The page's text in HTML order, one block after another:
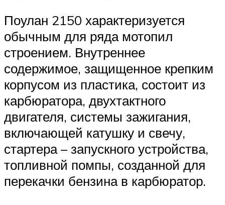
Поулан 2150 характеризуется
обычным для ряда мотопил
строением. Внутреннее
содержимое, защищенное крепким
корпусом из пластика, состоит из
карбюратора, двухтактного
двигателя, системы зажигания,
включающей катушку и свечу,
стартера – запускного устройства,
топливной помпы, созданной для
перекачки бензина в карбюратор.